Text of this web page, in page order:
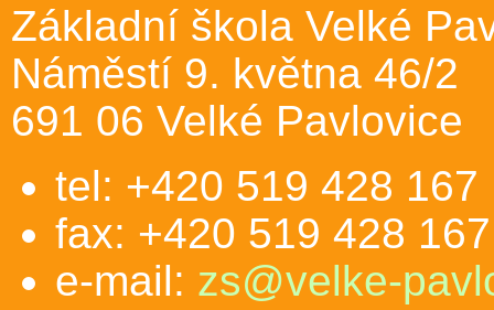
Základní škola Velké
Náměstí 9. května 46/2
691 06 Velké Pavlovice
tel: +420 519 428 167
fax: +420 519 428 167
e-mail: zs@velke-